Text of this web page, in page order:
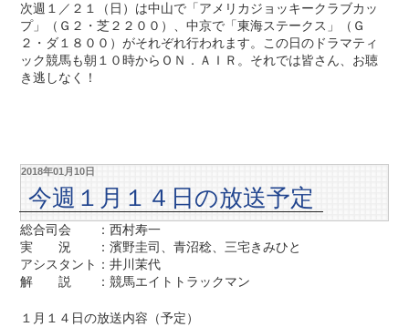
次週１／２１（日）は中山で「アメリカジョッキークラブカッ
プ」（Ｇ２・芝２２００）、中京で「東海ステークス」（Ｇ
２・ダ１８００）がそれぞれ行われます。この日のドラマティ
ック競馬も朝１０時からＯＮ．ＡＩＲ。それでは皆さん、お聴
き逃しなく！
2018年01月10日
今週１月１４日の放送予定
総合司会 ：西村寿一
実 況 ：濱野圭司、青沼稔、三宅きみひと
アシスタント：井川茉代
解 説 ：競馬エイトトラックマン
１月１４日の放送内容（予定）